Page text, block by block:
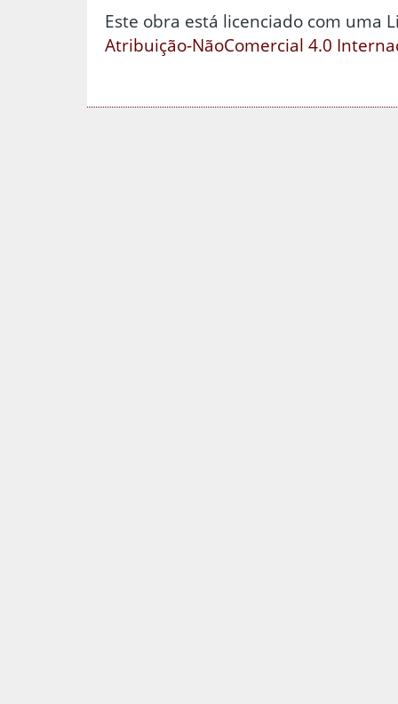
Este obra está licenciado com uma
Atribuição-NãoComercial 4.0